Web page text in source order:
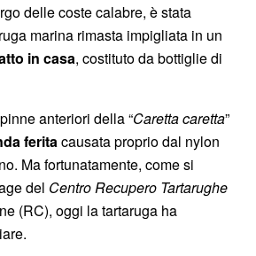
delle coste calabre, è stata
marina rimasta impigliata in un
in casa, costituto da bottiglie di
anteriori della “Caretta caretta”
feritacausata proprio dal nylon
Ma fortunatamente, come si
del Centro Recupero Tartarughe
(RC), oggi la tartaruga ha